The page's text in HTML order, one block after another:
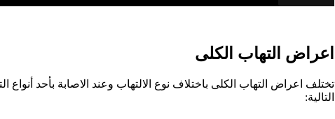
اعراض التهاب الكلى
تختلف اعراض التهاب الكلى باختلاف نوع الالتهاب وعند الاصابة بأحد
التالية: